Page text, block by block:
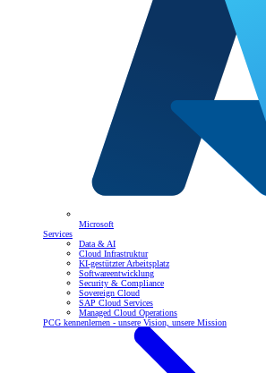
Microsoft
Services
Data & AI
Cloud Infrastruktur
KI-gestützter Arbeitsplatz
Softwareentwicklung
Security & Compliance
Sovereign Cloud
SAP Cloud Services
Managed Cloud Operations
PCG kennenlernen - unsere Vision, unsere Mission